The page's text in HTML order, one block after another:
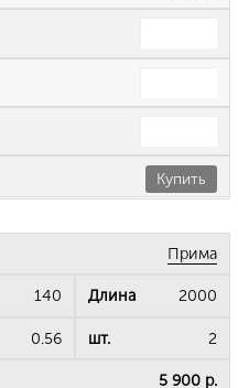
Купить
Прима
140 2000
0.56 2
5 900 р.